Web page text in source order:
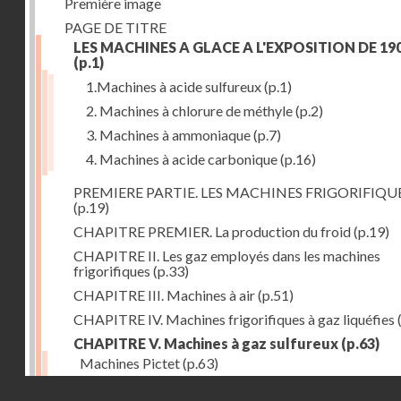
PAGE DE TITRE
LES MACHINES A GLACE A L'EXPOSITION DE
(p.1)
1.Machines à acide sulfureux(p.1)
2. Machines à chlorure de méthyle(p.2)
3. Machines à ammoniaque(p.7)
4. Machines à acide carbonique(p.16)
PREMIERE PARTIE. LES MACHINES
(p.19)
CHAPITRE PREMIER. La production du froid(p.19)
CHAPITRE II. Les gaz employés dans les machines
frigorifiques (p.33)
CHAPITRE III. Machines à air(p.51)
CHAPITRE IV. Machines frigorifiques à gaz liquéfies
CHAPITRE V. Machines à gaz sulfureux (p.63)
Machines Pictet(p.63)